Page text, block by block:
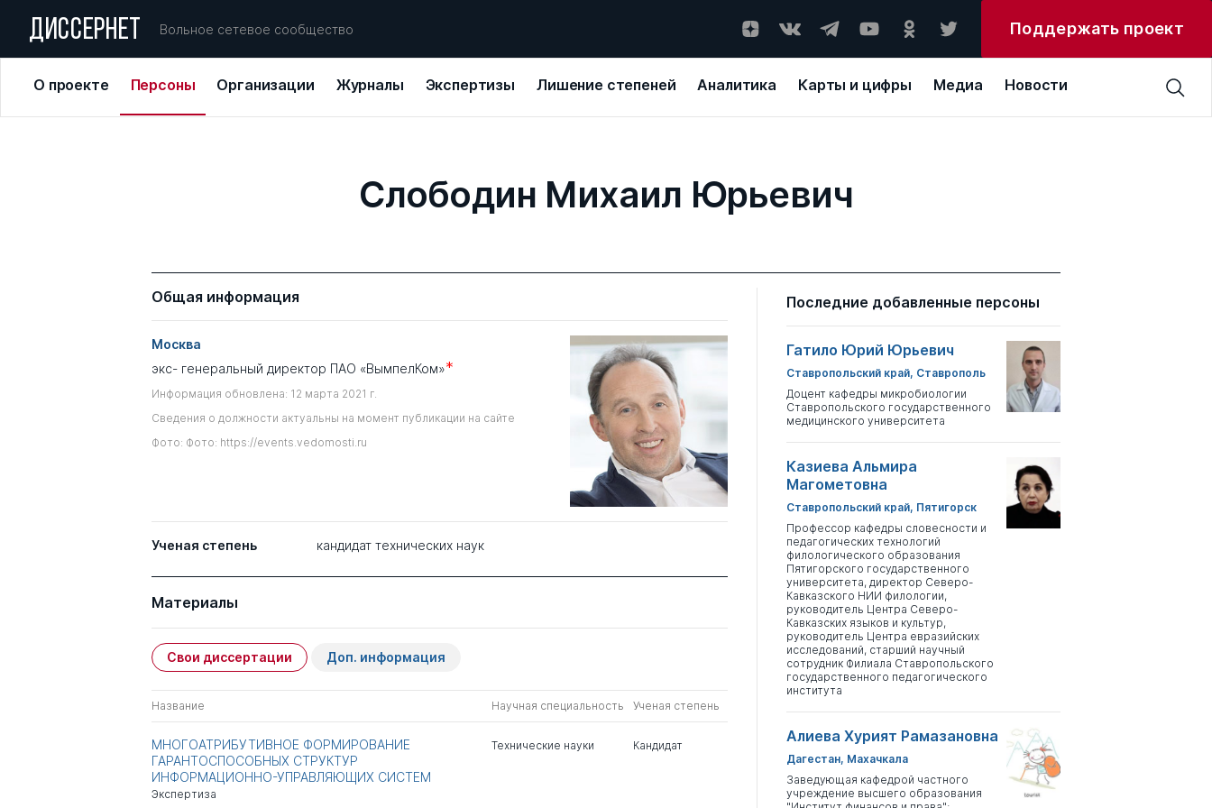
ДИССЕРНЕТ Вольное сетевое сообщество Поддержать проект
О проекте Персоны Организации Журналы Экспертизы Лишение степеней Аналитика Карты и цифры Медиа Новости
Слободин Михаил Юрьевич
Общая информация
Москва
экс- генеральный директор ПАО «ВымпелКом»*
Информация обновлена: 12 марта 2021 г.
Сведения о должности актуальны на момент публикации на сайте
Фото: Фото: https://events.vedomosti.ru
Ученая степень кандидат технических наук
Материалы
Свои диссертации Доп. информация
Название Научная специальность Ученая степень
МНОГОАТРИБУТИВНОЕ ФОРМИРОВАНИЕ
ГАРАНТОСПОСОБНЫХ СТРУКТУР
ИНФОРМАЦИОННО-УПРАВЛЯЮЩИХ СИСТЕМ
Экспертиза
Технические науки Кандидат
Последние добавленные персоны
Гатило Юрий Юрьевич
Ставропольский край, Ставрополь
Доцент кафедры микробиологии
Ставропольского государственного
медицинского университета
Казиева Альмира
Магометовна
Ставропольский край, Пятигорск
Профессор кафедры словесности и
педагогических технологий
филологического образования
Пятигорского государственного
университета, директор Северо-
Кавказского НИИ филологии,
руководитель Центра Северо-
Кавказских языков и культур,
руководитель Центра евразийских
исследований, старший научный
сотрудник Филиала Ставропольского
государственного педагогического
института
Алиева Хурият Рамазановна
Дагестан, Махачкала
Заведующая кафедрой частного
учреждение высшего образования